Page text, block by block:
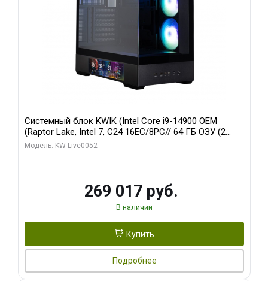
Системный блок KWIK (Intel Core i9-14900 OEM
(Raptor Lake, Intel 7, C24 16EC/8PC// 64 ГБ ОЗУ (2
модуля)/ Palit RTX5080 GAMINGPRO OC 16GB GDDR7
Модель: KW-Live0052
269 017 руб.
В наличии
Купить
Подробнее